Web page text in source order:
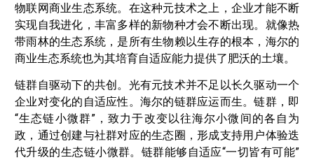
物联网商业生态系统。在这种元技术之上，企业才能不断
实现自我进化，丰富多样的新物种才会不断出现。就像热
带雨林的生态系统，是所有生物赖以生存的根本，海尔的
商业生态系统也为其培育自适应能力提供了肥沃的土壤。
链群自驱动下的共创。光有元技术并不足以长久驱动一个
企业对变化的自适应性。海尔的链群应运而生。链群，即
“生态链小微群”，致力于改变以往海尔小微间的各自为
政，通过创建与社群对应的生态圈，形成支持用户体验迭
代升级的生态链小微群。链群能够自适应“一切皆有可能”